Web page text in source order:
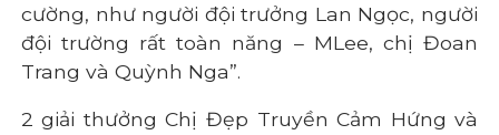
cường, như người đội trưởng Lan Ngọc, người
đội trường rất toàn năng – MLee, chị Đoan
Trang và Quỳnh Nga”.
2 giải thưởng Chị Đẹp Truyền Cảm Hứng và